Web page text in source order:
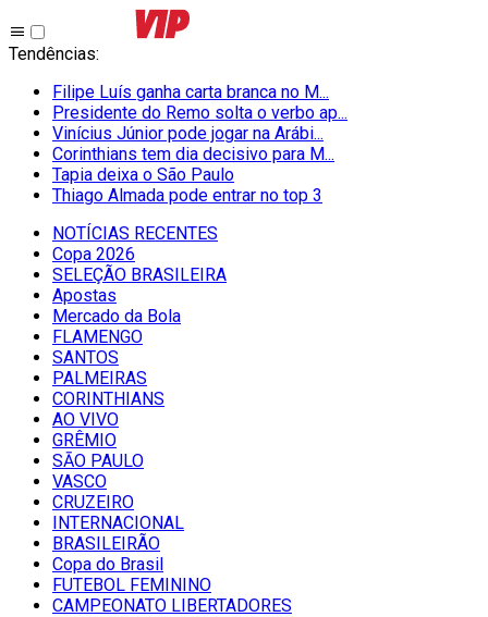
Tendências:
Filipe Luís ganha carta branca no M...
Presidente do Remo solta o verbo ap...
Vinícius Júnior pode jogar na Arábi...
Corinthians tem dia decisivo para M...
Tapia deixa o São Paulo
Thiago Almada pode entrar no top 3
NOTÍCIAS RECENTES
Copa 2026
SELEÇÃO BRASILEIRA
Apostas
Mercado da Bola
FLAMENGO
SANTOS
PALMEIRAS
CORINTHIANS
AO VIVO
GRÊMIO
SĀO PAULO
VASCO
CRUZEIRO
INTERNACIONAL
BRASILEIRÃO
Copa do Brasil
FUTEBOL FEMININO
CAMPEONATO LIBERTADORES